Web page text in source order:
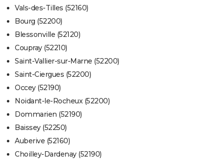
Vals-des-Tilles (52160)
Bourg (52200)
Blessonville (52120)
Coupray (52210)
Saint-Vallier-sur-Marne (52200)
Saint-Ciergues (52200)
Occey (52190)
Noidant-le-Rocheux (52200)
Dommarien (52190)
Baissey (52250)
Auberive (52160)
Choilley-Dardenay (52190)